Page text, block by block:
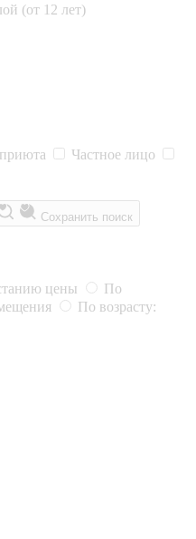
(от 12 лет)
Частное лицо
Сохранить поиск
цены
По
По возрасту: